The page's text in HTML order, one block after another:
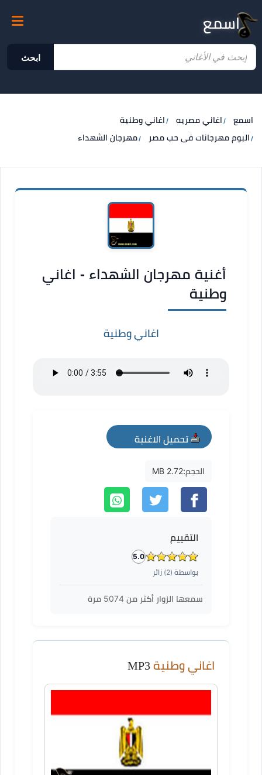
اسمع
ابحث
اسمع اغاني مصريه
اغاني وطنية
البوم مهرجانات فى حب مصر
مهرجان الشهداء
أغنية مهرجان الشهداء - اغاني
وطنية
اغاني وطنية
تحميل الاغنية
mp3
الحجم:2.72 MB
التقييم
5.0
بواسطة (2) زائر
سمعها الزوار أكثر من 5074 مرة
اغاني وطنية